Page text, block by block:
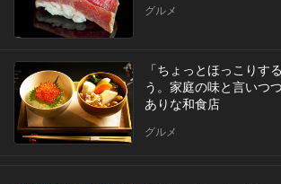
グルメ
「ちょっとほっこりす
う。家庭の味と言いつ
ありな和食店
グルメ